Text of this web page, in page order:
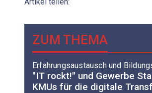
ZUM THEMA
Erfahrungsaustausch und
"IT rockt!" und Gewerbe
KMUs für die digitale